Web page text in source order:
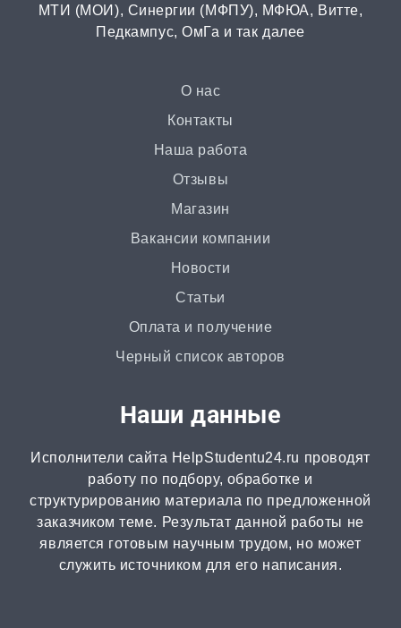
Бизнес-план
от 3 часов | от 500 ₽
от 3 часов | от 500 ₽
от 2 часов | от 500 ₽
от 3 часов | от 500 ₽
от 2 часов | от 300 ₽
Рецензия
от 2 часов | от 500 ₽
Монография
2 часа | от 1000 ₽
МТИ (МОИ), Синергии (МФПУ), МФЮА, Витте,
Педкампус, ОмГа и так далее
О нас
Контакты
Наша работа
Отзывы
Магазин
Вакансии компании
Новости
Статьи
Оплата и получение
Черный список авторов
Наши данные
Исполнители сайта HelpStudentu24.ru проводят
работу по подбору, обработке и
структурированию материала по предложенной
заказчиком теме. Результат данной работы не
является готовым научным трудом, но может
служить источником для его написания.